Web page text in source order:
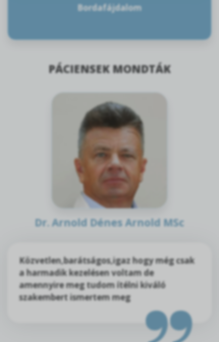
Bordafájdalom
PÁCIENSEK MONDTÁK
Dr. Arnold Dénes Arnold MSc
Közvetlen,barátságos,igaz hogy még csak
a harmadik kezelésen voltam de
amennyire meg tudom ítélni kiváló
szakembert ismertem meg